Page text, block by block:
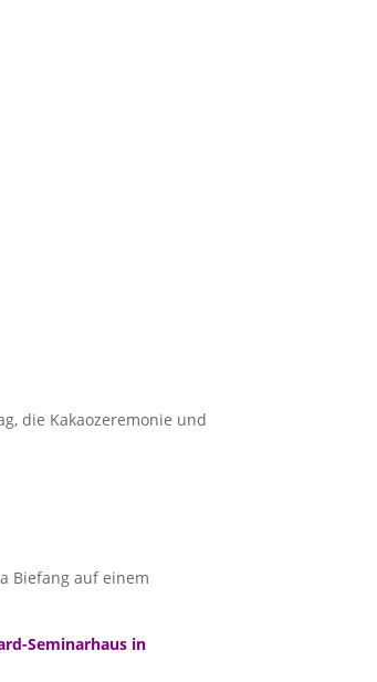
die Kakaozeremonie und
Biefang auf einem
Seminarhaus in